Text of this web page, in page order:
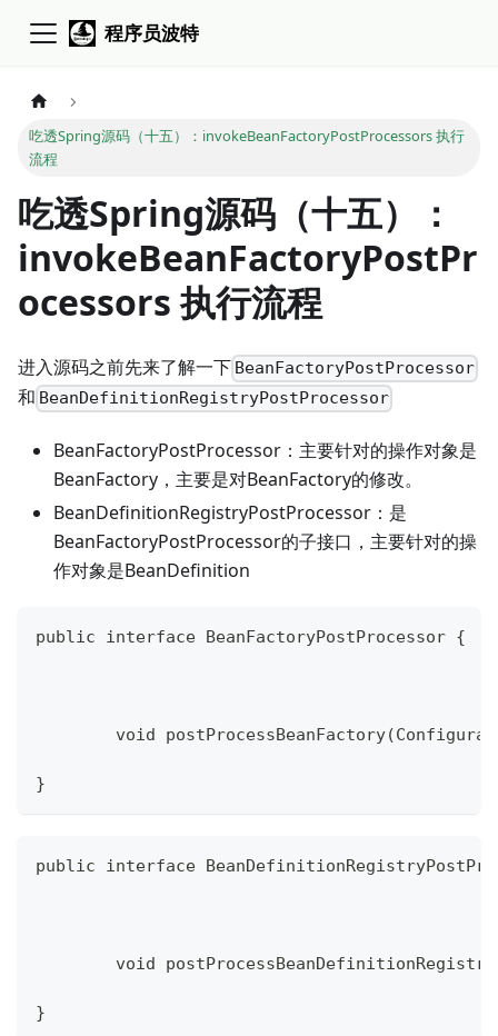
程序员波特
吃透Spring源码（十五）：invokeBeanFactoryPostProcessors 执行
流程
吃透Spring源码（十五）：
invokeBeanFactoryPostPr
ocessors 执行流程
进入源码之前先来了解一下 BeanFactoryPostProcessor
和 BeanDefinitionRegistryPostProcessor
BeanFactoryPostProcessor：主要针对的操作对象是
BeanFactory，主要是对BeanFactory的修改。
BeanDefinitionRegistryPostProcessor：是
BeanFactoryPostProcessor的子接口，主要针对的操
作对象是BeanDefinition
public interface BeanFactoryPostProcessor {
void
}
public interface
void
}